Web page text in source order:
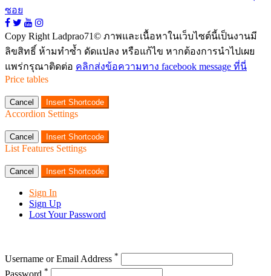
Copy Right Ladprao71© ภาพและเนื้อหาในเว็บไซต์นี้เป็นงานมี
ลิขสิทธิ์ ห้ามทำซ้ำ ดัดแปลง หรือแก้ไข หากต้องการนำไปเผย
แพร่กรุณาติดต่อ คลิกส่งข้อความทาง facebook message ที่นี่
Price tables
Cancel Insert Shortcode
Accordion Settings
Cancel Insert Shortcode
List Features Settings
Cancel Insert Shortcode
Sign In
Sign Up
Lost Your Password
Username or Email Address *
Password *